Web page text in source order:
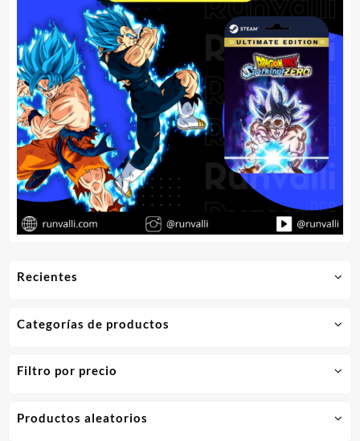
Recientes
Categorías de productos
Filtro por precio
Productos aleatorios